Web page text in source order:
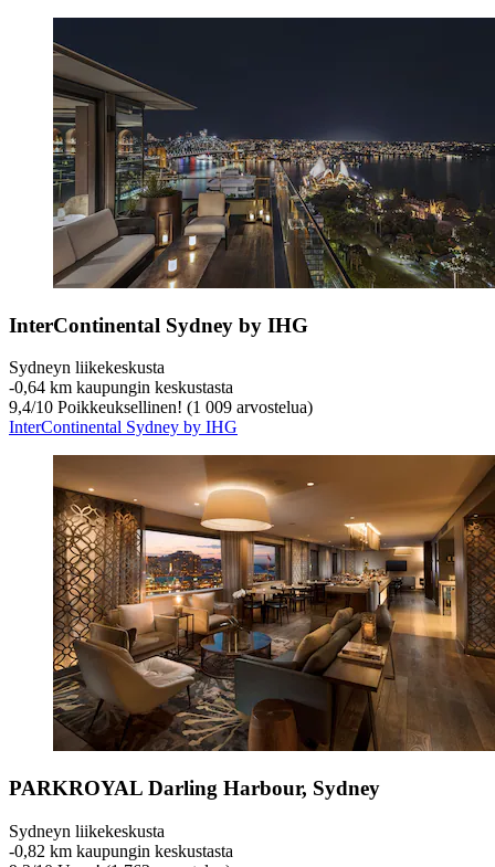
InterContinental Sydney by IHG
Sydneyn liikekeskusta
‐0,64 km kaupungin keskustasta
9,4/10 Poikkeuksellinen! (1 009 arvostelua)
InterContinental Sydney by IHG
PARKROYAL Darling Harbour, Sydney
Sydneyn liikekeskusta
‐0,82 km kaupungin keskustasta